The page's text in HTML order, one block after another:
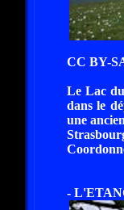
CC BY-
Le Lac
dans le
une
-